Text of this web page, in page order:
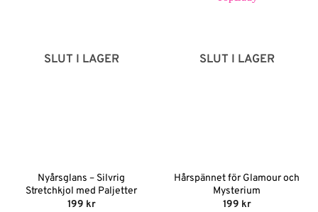
SLUT I LAGER
Nyårsglans – Silvrig
Stretchkjol med Paljetter
199 kr
SLUT I LAGER
Hårspännet för Glamour och
Mysterium
199 kr